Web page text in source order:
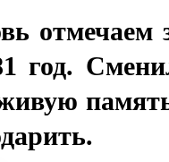
отмечаем
год.